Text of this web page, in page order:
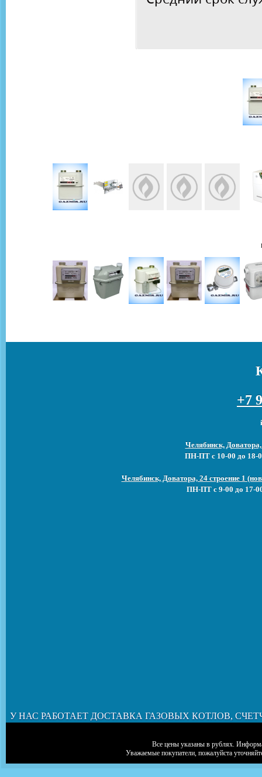
+7
Челябинск,
ПН-ПТ с 10-00 до 18-
Челябинск, Доватора, 24 строение 1
ПН-ПТ с 9-00 до 17-
У НАС РАБОТАЕТ ДОСТАВКА ГАЗОВЫХ КОТЛОВ,
Все цены указаны в рублях.
Уважаемые покупатели, пожалуйста